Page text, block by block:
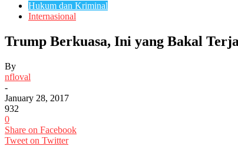
Hukum dan Kriminal
Internasional
Trump Berkuasa, Ini yang Bakal
By
nfloval
-
January 28, 2017
932
0
Share on Facebook
Tweet on Twitter